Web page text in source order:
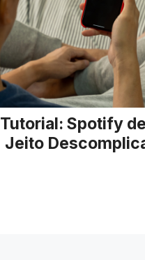
Tutorial: Spotify
Jeito